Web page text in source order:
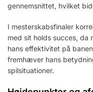
gennemsnittet, hvilket
I mesterskabsfinaler
med sit holds succes, da
hans effektivitet på
fremhæver hans
spilsituationer.